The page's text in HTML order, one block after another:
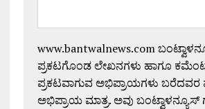
www.bantwalnews.com
ಪ್ರಕಟಗೊಂಡ ಲೇಖನಗಳು ಹಾಗೂ
ಪ್ರಕಟವಾಗುವ ಅಭಿಪ್ರಾಯಗಳು ಬರೆದವರ
ಅಭಿಪ್ರಾಯ ಮಾತ್ರ. ಅವು ಬಂಟ್ವಾಳನ್ಯೂಸ್